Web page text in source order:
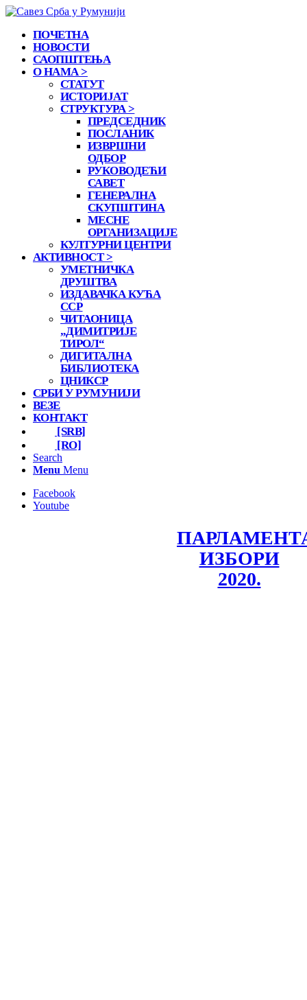
ПОЧЕТНА
НОВОСТИ
САОПШТЕЊА
О НАМА >
СТАТУТ
ИСТОРИЈАТ
СТРУКТУРА >
ПРЕДСЕДНИК
ПОСЛАНИК
ИЗВРШНИ
ОДБОР
РУКОВОДЕЋИ
САВЕТ
ГЕНЕРАЛНА
СКУПШТИНА
МЕСНЕ
ОРГАНИЗАЦИЈЕ
КУЛТУРНИ ЦЕНТРИ
АКТИВНОСТ >
УМЕТНИЧКА
ДРУШТВА
ИЗДАВАЧКА КУЋА
ССР
ЧИТАОНИЦА
„ДИМИТРИЈЕ
ТИРОЛ“
ДИГИТАЛНА
БИБЛИОТЕКА
ЦНИКСР
СРБИ У РУМУНИЈИ
ВЕЗЕ
КОНТАКТ
[SRB]
[RO]
Search
Menu Menu
Facebook
Youtube
ИЗБОРИ
2020.